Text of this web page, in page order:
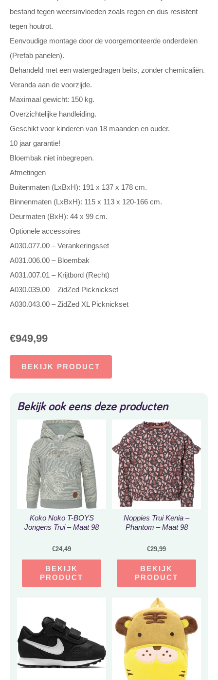
bestand tegen weersinvloeden zoals regen en dus resistent
tegen houtrot.
Eenvoudige montage door de voorgemonteerde onderdelen
(Prefab panelen).
Behandeld met een watergedragen beits, zonder chemicaliën.
Veranda aan de voorzijde.
Maximaal gewicht: 150 kg.
Overzichtelijke handleiding.
Geschikt voor kinderen van 18 maanden en ouder.
10 jaar garantie!
Bloembak niet inbegrepen.
Afmetingen
Buitenmaten (LxBxH): 191 x 137 x 178 cm.
Binnenmaten (LxBxH): 115 x 113 x 120-166 cm.
Deurmaten (BxH): 44 x 99 cm.
Optionele accessoires
A030.077.00 – Verankeringsset
A031.006.00 – Bloembak
A031.007.01 – Krijtbord (Recht)
A030.039.00 – ZidZed Picknickset
A030.043.00 – ZidZed XL Picknickset
€949,99
BEKIJK PRODUCT
Bekijk ook eens deze producten
Koko Noko T-BOYS
Jongens Trui – Maat 98
€24,49
BEKIJK
PRODUCT
Noppies Trui Kenia –
Phantom – Maat 98
€29,99
BEKIJK
PRODUCT